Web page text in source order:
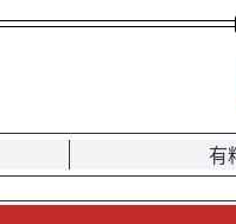
有